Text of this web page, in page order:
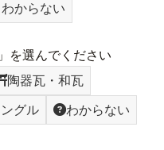
からない
を選んでください
陶器瓦・和瓦
グル わからない